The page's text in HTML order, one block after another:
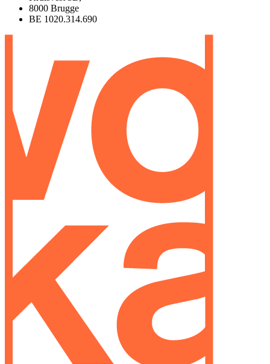
8000 Brugge
BE 1020.314.690